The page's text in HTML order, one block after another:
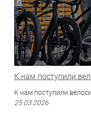
К нам поступили
К нам поступили
25.03.2026